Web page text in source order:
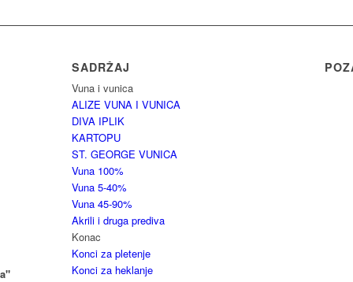
SADRŽAJ
Vuna i vunica
ALIZE VUNA I VUNICA
DIVA IPLIK
KARTOPU
ST. GEORGE VUNICA
Vuna 100%
Vuna 5-40%
Vuna 45-90%
Akrili i druga prediva
Konac
Konci za pletenje
Konci za heklanje